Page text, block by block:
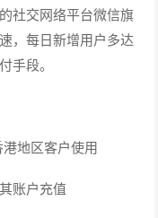
社交网络平台微信旗
，每日新增用户多达
手段。
地区客户使用
账户充值